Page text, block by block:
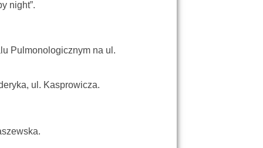
night”.
Pulmonologicznym na ul.
ul. Kasprowicza.